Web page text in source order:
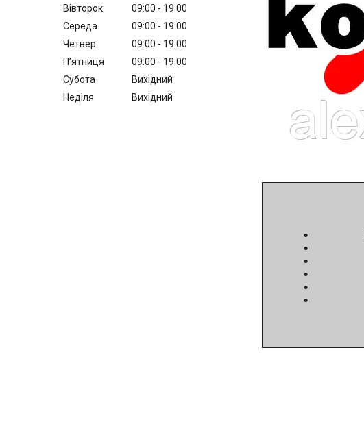
Вівторок
09:00
19:00
Середа
09:00
19:00
Четвер
09:00
19:00
Пʼятниця
09:00
19:00
Субота
Вихідний
Неділя
Вихідний